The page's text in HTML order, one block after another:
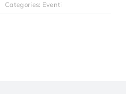
Categories: Eventi